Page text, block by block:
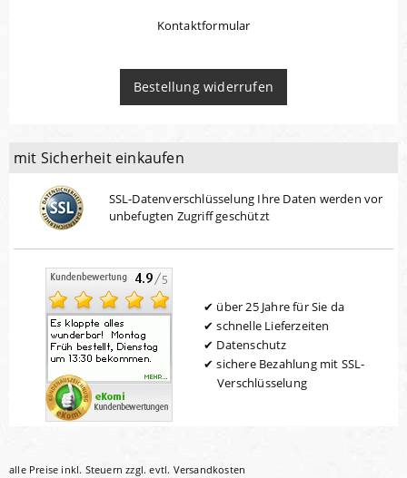
Kontaktformular
Bestellung widerrufen
mit Sicherheit einkaufen
SSL-Datenverschlüsselung Ihre Daten werden vor
unbefugten Zugriff geschützt
über 25 Jahre für Sie da
schnelle Lieferzeiten
Datenschutz
sichere Bezahlung mit SSL-
Verschlüsselung
alle Preise inkl. Steuern zzgl. evtl. Versandkosten